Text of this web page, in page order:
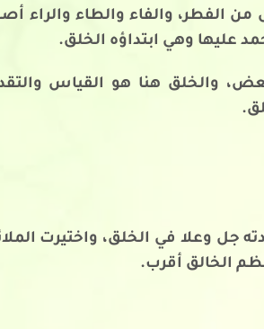
من الفطر، والفاء والطاء
عليها وهي ابتداؤه الخلق.
والخلق هنا هو القياس
جل وعلا في الخلق، واختيرت
الخالق أقرب.